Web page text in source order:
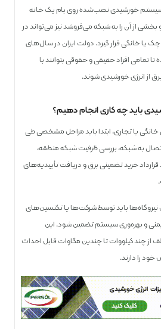
خورشیدی نصب‌شده روی بام یک خانه‌
از آن را به شبکه می‌فروشد نیز می‌تواند در
یا خانگی قرار گیرد. دولت ایران در سال‌های
تا تمامی افراد حقیقی و حقوقی بتوانند با
از انرژی خورشیدی شوند.
باید چه کاری انجام دهیم؟
یا تجاری، ابتدا باید مراحل مشخصی طی
به شبکه، بررسی ظرفیت شبکه منطقه،
خرید تضمینی برق و دریافت تأییدیه‌های
نیروگاه‌ها باید توسط شرکت‌ها یا تکنسین‌های
و بهره‌وری سیستم تضمین شود. این
از چند کیلووات تا چندین مگاوات قابل احداث
را دارند.